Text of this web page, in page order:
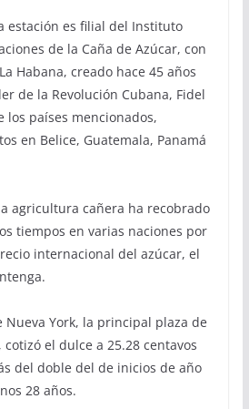
estación es filial del Instituto
de la Caña de Azúcar, con
Habana, creado hace 45 años
de la Revolución Cubana, Fidel
los países mencionados,
en Belice, Guatemala, Panamá
agricultura cañera ha recobrado
tiempos en varias naciones por
internacional del azúcar, el
Nueva York, la principal plaza de
el dulce a 25.28 centavos
del doble del de inicios de año
28 años.